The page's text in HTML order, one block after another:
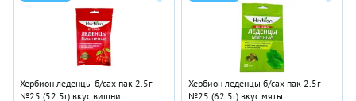
Хербион леденцы б/сах пак 2.5г
№25 (52.5г) вкус вишни
Хербион леденцы б/сах пак 2.5г
№25 (62.5г) вкус мяты